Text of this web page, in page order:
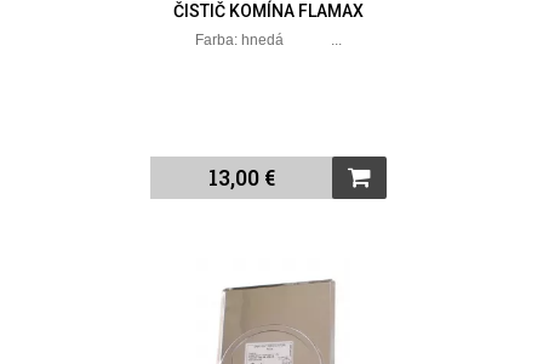
ČISTIČ KOMÍNA FLAMAX
Farba: hnedá ...
13,00 €